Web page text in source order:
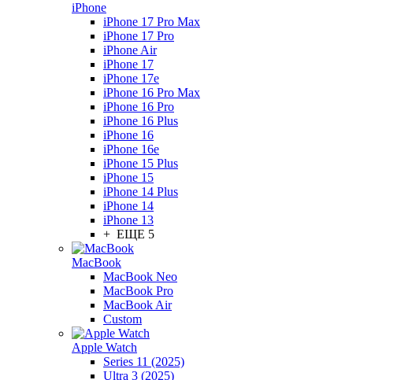
iPhone
iPhone 17 Pro Max
iPhone 17 Pro
iPhone Air
iPhone 17
iPhone 17e
iPhone 16 Pro Max
iPhone 16 Pro
iPhone 16 Plus
iPhone 16
iPhone 16e
iPhone 15 Plus
iPhone 15
iPhone 14 Plus
iPhone 14
iPhone 13
+ ЕЩЕ 5
MacBook
MacBook Neo
MacBook Pro
MacBook Air
Custom
Apple Watch
Series 11 (2025)
Ultra 3 (2025)